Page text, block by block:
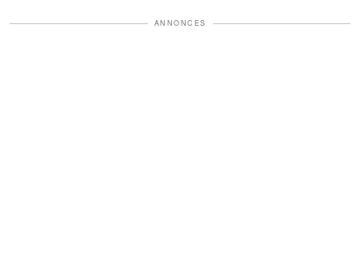
ANNONCES